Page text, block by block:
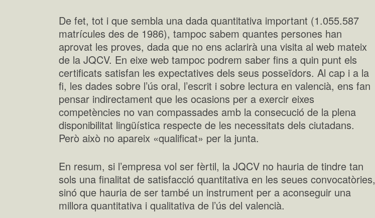
De fet, tot i que sembla una dada quantitativa important (1.055.587
matrícules des de 1986), tampoc sabem quantes persones han
aprovat les proves, dada que no ens aclarirà una visita al web mateix
de la JQCV. En eixe web tampoc podrem saber fins a quin punt els
certificats satisfan les expectatives dels seus posseïdors. Al cap i a la
fi, les dades sobre l’ús oral, l’escrit i sobre lectura en valencià, ens fan
pensar indirectament que les ocasions per a exercir eixes
competències no van compassades amb la consecució de la plena
disponibilitat lingüística respecte de les necessitats dels ciutadans.
Però això no apareix «qualificat» per la junta.
En resum, si l’empresa vol ser fèrtil, la JQCV no hauria de tindre tan
sols una finalitat de satisfacció quantitativa en les seues convocatòries,
sinó que hauria de ser també un instrument per a aconseguir una
millora quantitativa i qualitativa de l’ús del valencià.